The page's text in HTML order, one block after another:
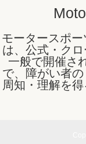
モータースポー
は、公式・ク
一般で開催さ
で、障がい者
周知・理解を